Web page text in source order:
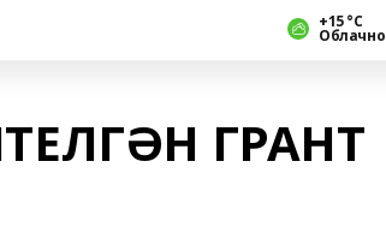
+15 °С
Облачно
ГРАНТ